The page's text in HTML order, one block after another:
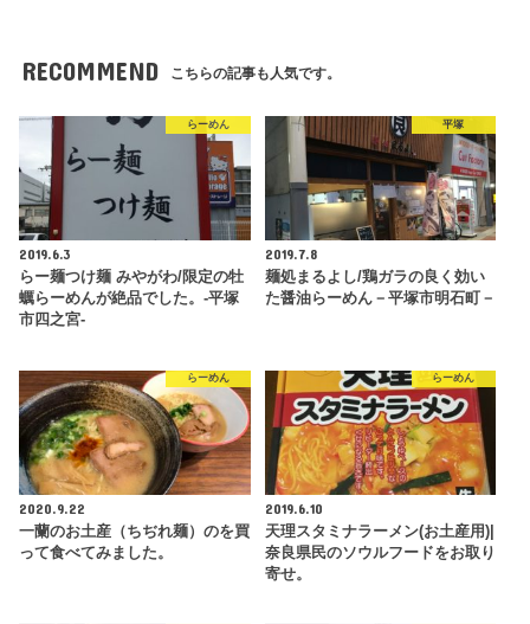
RECOMMEND こちらの記事も人気です。
らーめん
2019.6.3
らー麺つけ麺 みやがわ/限定の牡
蠣らーめんが絶品でした。-平塚
市四之宮-
平塚
2019.7.8
麺処まるよし/鶏ガラの良く効い
た醤油らーめん－平塚市明石町－
らーめん
2020.9.22
一蘭のお土産（ちぢれ麺）のを買
って食べてみました。
らーめん
2019.6.10
天理スタミナラーメン(お土産用)|
奈良県民のソウルフードをお取り
寄せ。